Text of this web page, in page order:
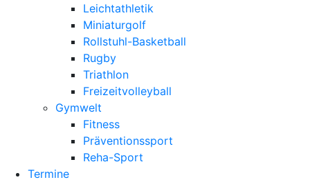
Leichtathletik
Miniaturgolf
Rollstuhl-Basketball
Rugby
Triathlon
Freizeitvolleyball
Gymwelt
Fitness
Präventionssport
Reha-Sport
Termine